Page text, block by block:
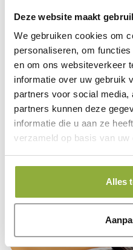
Deze website maakt
We gebruiken cookies om
personaliseren, om
en om ons websiteverkeer
informatie over uw gebruik
partners voor social
partners kunnen deze
informatie die u aan ze
verzameld op basis van
Alles
SALON SOFTWARE
Manicure